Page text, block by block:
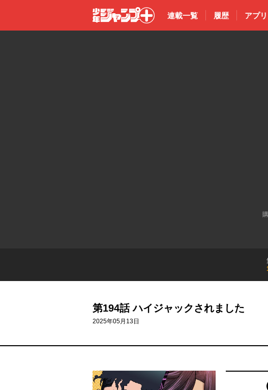
少年ジャン
連載一覧 履歴 アプリ
第194話 ハイジャックされました
2025年05月13日